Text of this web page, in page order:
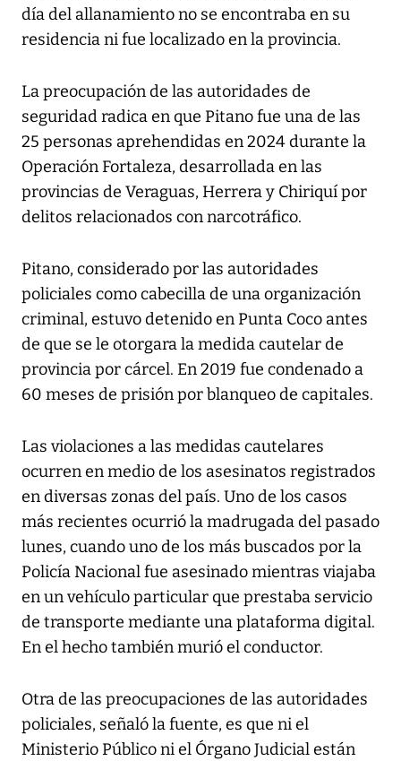
día del allanamiento no se encontraba en su
residencia ni fue localizado en la provincia.
La preocupación de las autoridades de
seguridad radica en que Pitano fue una de las
25 personas aprehendidas en 2024 durante la
Operación Fortaleza, desarrollada en las
provincias de Veraguas, Herrera y Chiriquí por
delitos relacionados con narcotráfico.
Pitano, considerado por las autoridades
policiales como cabecilla de una organización
criminal, estuvo detenido en Punta Coco antes
de que se le otorgara la medida cautelar de
provincia por cárcel. En 2019 fue condenado a
60 meses de prisión por blanqueo de capitales.
Las violaciones a las medidas cautelares
ocurren en medio de los asesinatos registrados
en diversas zonas del país. Uno de los casos
más recientes ocurrió la madrugada del pasado
lunes, cuando uno de los más buscados por la
Policía Nacional fue asesinado mientras viajaba
en un vehículo particular que prestaba servicio
de transporte mediante una plataforma digital.
En el hecho también murió el conductor.
Otra de las preocupaciones de las autoridades
policiales, señaló la fuente, es que ni el
Ministerio Público ni el Órgano Judicial están